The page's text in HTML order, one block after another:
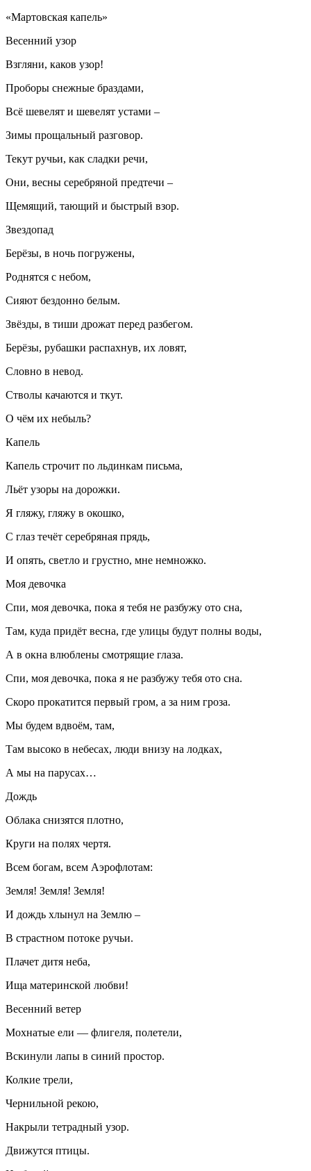
«Мартовская капель»
Весенний узор
Взгляни, каков узор!
Проборы снежные браздами,
Всё шевелят и шевелят устами –
Зимы прощальный разговор.
Текут ручьи, как сладки речи,
Они, весны серебряной предтечи –
Щемящий, тающий и быстрый взор.
Звездопад
Берёзы, в ночь погружены,
Роднятся с небом,
Сияют бездонно белым.
Звёзды, в тиши дрожат перед разбегом.
Берёзы, рубашки распахнув, их ловят,
Словно в невод.
Стволы качаются и ткут.
О чём их небыль?
Капель
Капель строчит по льдинкам письма,
Льёт узоры на дорожки.
Я гляжу, гляжу в окошко,
С глаз течёт серебряная прядь,
И опять, светло и грустно, мне немножко.
Моя девочка
Спи, моя девочка, пока я тебя не разбужу ото сна,
Там, куда придёт весна, где улицы будут полны воды,
А в окна влюблены смотрящие глаза.
Спи, моя девочка, пока я не разбужу тебя ото сна.
Скоро прокатится первый гром, а за ним гроза.
Мы будем вдвоём, там,
Там высоко в небесах, люди внизу на лодках,
А мы на парусах…
Дождь
Облака снизятся плотно,
Круги на полях чертя.
Всем богам, всем Аэрофлотам:
Земля! Земля! Земля!
И дождь хлынул на Землю –
В страстном потоке ручьи.
Плачет дитя неба,
Ища материнской любви!
Весенний ветер
Мохнатые ели — флигеля, полетели,
Вскинули лапы в синий простор.
Колкие трели,
Чернильной рекою,
Накрыли тетрадный узор.
Движутся птицы.